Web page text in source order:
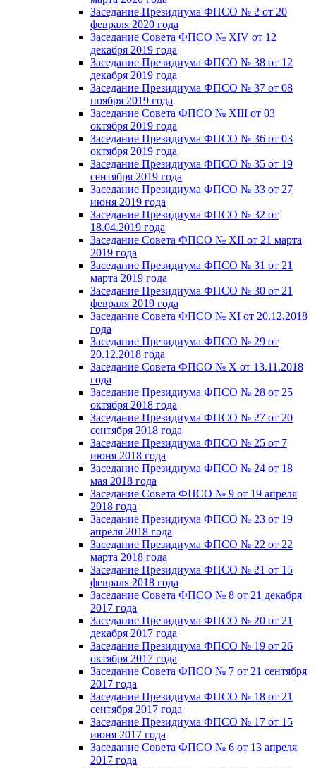
Заседание Президиума ФПСО № 2 от 20
февраля 2020 года
Заседание Совета ФПСО № XIV от 12
декабря 2019 года
Заседание Президиума ФПСО № 38 от 12
декабря 2019 года
Заседание Президиума ФПСО № 37 от 08
ноября 2019 года
Заседание Совета ФПСО № XIII от 03
октября 2019 года
Заседание Президиума ФПСО № 36 от 03
октября 2019 года
Заседание Президиума ФПСО № 35 от 19
сентября 2019 года
Заседание Президиума ФПСО № 33 от 27
июня 2019 года
Заседание Президиума ФПСО № 32 от
18.04.2019 года
Заседание Совета ФПСО № XII от 21 марта
2019 года
Заседание Президиума ФПСО № 31 от 21
марта 2019 года
Заседание Президиума ФПСО № 30 от 21
февраля 2019 года
Заседание Совета ФПСО № XI от 20.12.2018
года
Заседание Президиума ФПСО № 29 от
20.12.2018 года
Заседание Совета ФПСО № X от 13.11.2018
года
Заседание Президиума ФПСО № 28 от 25
октября 2018 года
Заседание Президиума ФПСО № 27 от 20
сентября 2018 года
Заседание Президиума ФПСО № 25 от 7
июня 2018 года
Заседание Президиума ФПСО № 24 от 18
мая 2018 года
Заседание Совета ФПСО № 9 от 19 апреля
2018 года
Заседание Президиума ФПСО № 23 от 19
апреля 2018 года
Заседание Президиума ФПСО № 22 от 22
марта 2018 года
Заседание Президиума ФПСО № 21 от 15
февраля 2018 года
Заседание Совета ФПСО № 8 от 21 декабря
2017 года
Заседание Президиума ФПСО № 20 от 21
декабря 2017 года
Заседание Президиума ФПСО № 19 от 26
октября 2017 года
Заседание Совета ФПСО № 7 от 21 сентября
2017 года
Заседание Президиума ФПСО № 18 от 21
сентября 2017 года
Заседание Президиума ФПСО № 17 от 15
июня 2017 года
Заседание Совета ФПСО № 6 от 13 апреля
2017 года